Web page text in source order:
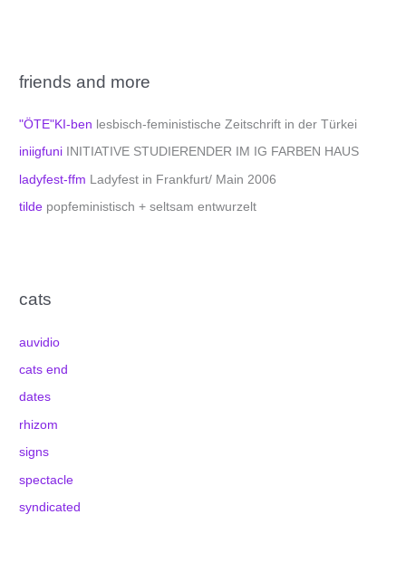
friends and more
"ÖTE"KI-ben lesbisch-feministische Zeitschrift in der Türkei
iniigfuni INITIATIVE STUDIERENDER IM IG FARBEN HAUS
ladyfest-ffm Ladyfest in Frankfurt/ Main 2006
tilde popfeministisch + seltsam entwurzelt
cats
auvidio
cats end
dates
rhizom
signs
spectacle
syndicated